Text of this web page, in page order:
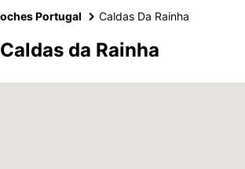
Portugal Caldas Da Rainha
da Rainha